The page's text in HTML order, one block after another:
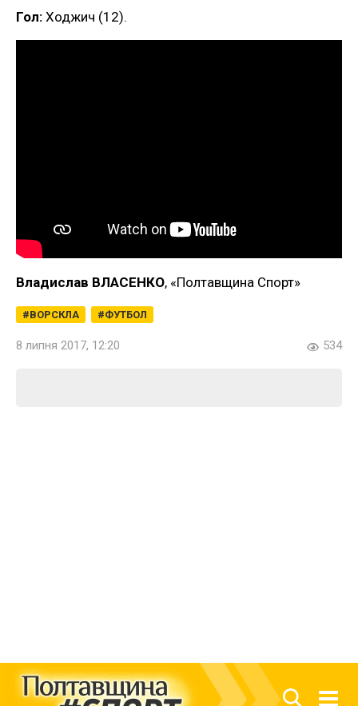
Гол: Ходжич (12).
Владислав ВЛАСЕНКО, «Полтавщина Спорт»
ВОРСКЛА ФУТБОЛ
8 липня 2017, 12:20 534